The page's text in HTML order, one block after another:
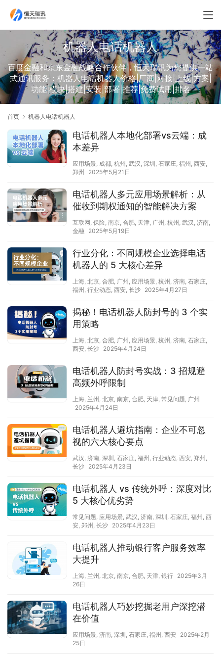
机器人电话机器人
百度金融和京东金融战略合作伙伴，恒天瑞讯为您提供一站
式通讯服务：机器人电话机器人价格|厂商|对接|上线|方案|
功能|模块|搭建|安装|部署|推荐|免费试用|排名
首页 机器人电话机器人
电话机器人本地化部署vs云端：成
本差异
应用场景, 成都, 杭州 , 武汉 , 深圳 , 石家庄, 福州 , 西安,
郑州
2025年5月21日
电话机器人多元应用场景解析：从
催收到期权通知的智能解决方案​
互联网, 保险, 南京, 合肥, 天津, 广州 , 杭州 , 武汉 , 济南,
金融
2025年5月19日
行业分化：不同规模企业选择电话
机器人的 5 大核心差异
上海, 北京, 合肥, 广州 , 应用场景, 杭州 , 济南, 石家庄,
福州 , 行业动态, 西安, 长沙 2025年4月27日
揭秘！电话机器人防封号的 3 个实
用策略
上海, 北京, 合肥, 广州 , 应用场景, 杭州 , 济南, 石家庄,
西安, 长沙 2025年4月24日
电话机器人防封号实战：3 招规避
高频外呼限制
上海, 兰州 , 北京, 南京, 合肥, 天津, 常见问题, 广州
2025年4月24日
电话机器人避坑指南：企业不可忽
视的六大核心要点
武汉 , 济南, 深圳 , 石家庄, 福州 , 行业动态, 西安, 郑州 ,
长沙 2025年4月23日
电话机器人 vs 传统外呼：深度对比
5 大核心优劣势​
常见问题, 应用场景, 武汉 , 济南, 深圳 , 石家庄, 福州 , 西
安, 郑州 , 长沙 2025年4月23日
电话机器人推动银行客户服务效率
大提升
上海, 兰州 , 北京, 南京, 合肥, 天津, 银行 2025年3月
26日
电话机器人巧妙挖掘老用户深挖潜
在价值
应用场景, 济南, 深圳 , 石家庄, 福州 , 西安 2025年2月
25日